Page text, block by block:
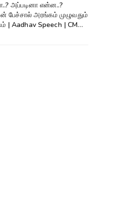
அப்படினா என்ன..?
பேச்சால் அரங்கம் முழுவதும்
| Aadhav Speech | CM